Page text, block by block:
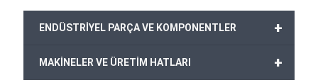
+
ENDÜSTRİYEL PARÇA VE KOMPONENTLER
+
MAKİNELER VE ÜRETİM HATLARI